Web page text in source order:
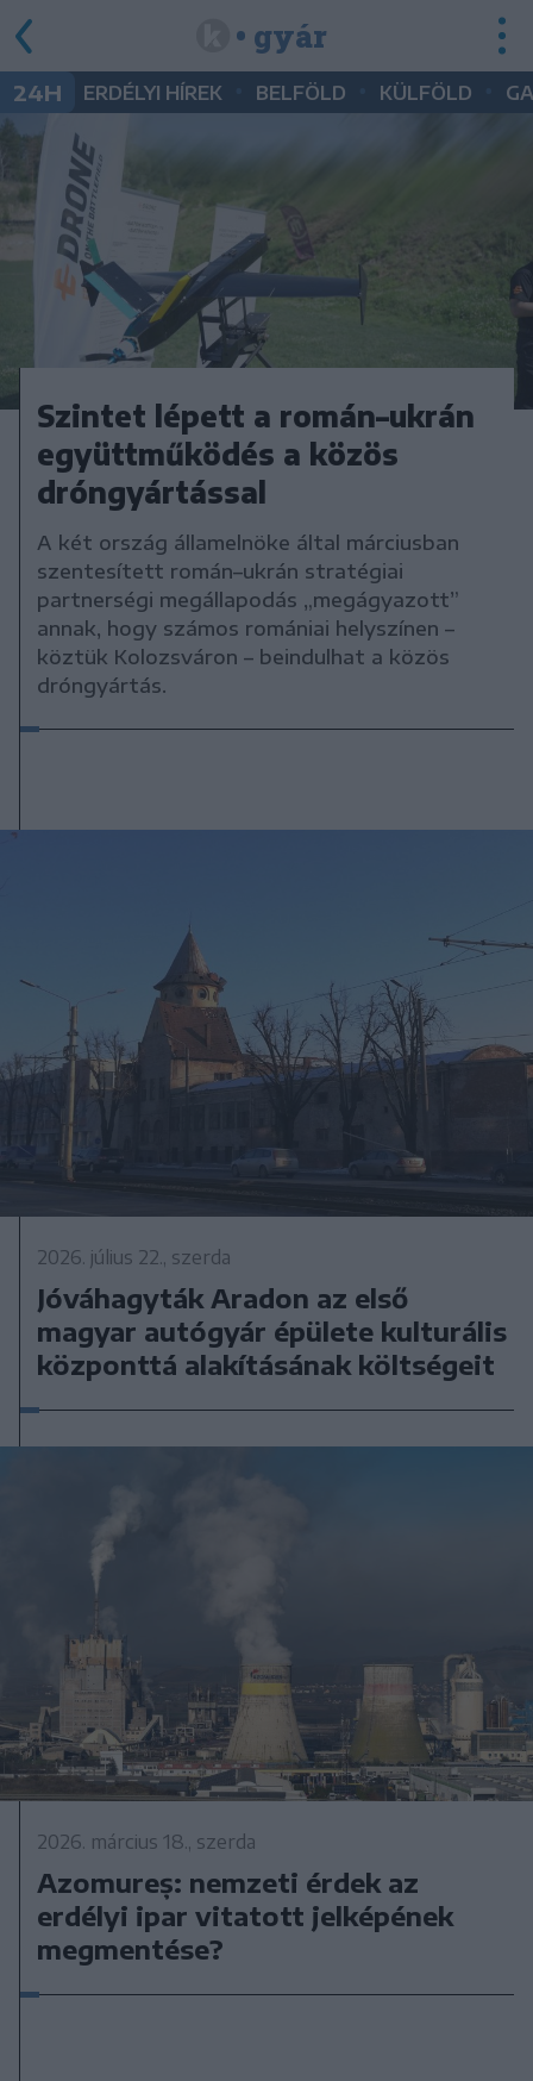
• gyár
24H ERDÉLYI HÍREK BELFÖLD KÜLFÖLD
Szintet lépett a román–ukrán
együttműködés a közös
dróngyártással
A két ország államelnöke által márciusban
szentesített román–ukrán stratégiai
partnerségi megállapodás „megágyazott”
annak, hogy számos romániai helyszínen –
köztük Kolozsváron – beindulhat a közös
dróngyártás.
2026. július 22., szerda
Jóváhagyták Aradon az első
magyar autógyár épülete kulturális
központtá alakításának költségeit
2026. március 18., szerda
Azomureș: nemzeti érdek az
erdélyi ipar vitatott jelképének
megmentése?